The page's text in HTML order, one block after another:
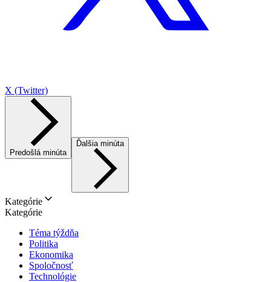
X (Twitter)
Predošlá minúta
Ďalšia minúta
Kategórie
Kategórie
Téma týždňa
Politika
Ekonomika
Spoločnosť
Technológie